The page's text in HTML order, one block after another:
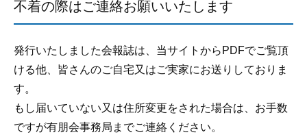
不着の際はご連絡お願いいたします
発行いたしました会報誌は、当サイトからPDFでご覧頂
ける他、皆さんのご自宅又はご実家にお送りしておりま
す。
もし届いていない又は住所変更をされた場合は、お手数
ですが有朋会事務局までご連絡ください。